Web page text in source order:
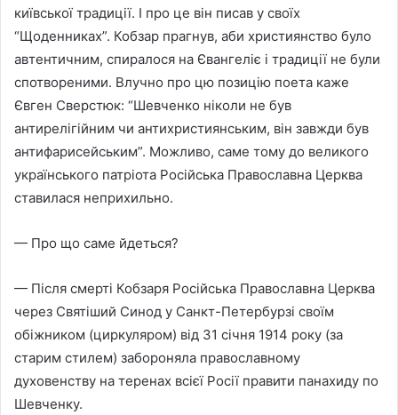
київської традиції. І про це він писав у своїх
“Щоденниках”. Кобзар прагнув, аби християнство було
автентичним, спиралося на Євангеліє і традиції не були
спотвореними. Влучно про цю позицію поета каже
Євген Сверстюк: “Шевченко ніколи не був
антирелігійним чи антихристиянським, він завжди був
антифарисейським”. Можливо, саме тому до великого
українського патріота Російська Православна Церква
ставилася неприхильно.
— Про що саме йдеться?
— Після смерті Кобзаря Російська Православна Церква
через Святіший Синод у Санкт-Петербурзі своїм
обіжником (циркуляром) від 31 січня 1914 року (за
старим стилем) забороняла православному
духовенству на теренах всієї Росії правити панахиду по
Шевченку.